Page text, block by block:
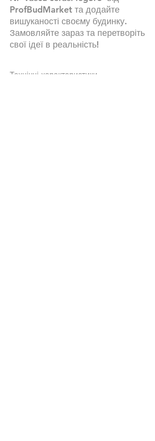
ProfBudMarket та додайте
вишуканості своєму будинку.
Замовляйте зараз та перетворіть
свої ідеї в реальність!
Технічні характеристики